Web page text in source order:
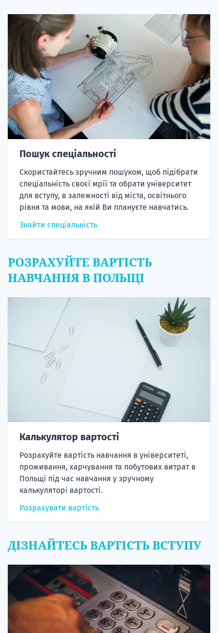
Пошук спеціальності
Скористайтесь зручним пошуком, щоб підібрати
спеціальність своєї мрії та обрати університет
для вступу, в залежності від міста, освітнього
рівня та мови, на якій Ви плануєте навчатись.
Знайти спеціальність
РОЗРАХУЙТЕ ВАРТІСТЬ
НАВЧАННЯ В ПОЛЬЩІ
Калькулятор вартості
Розрахуйте вартість навчання в університеті,
проживання, харчування та побутових витрат в
Польщі під час навчання у зручному
калькуляторі вартості.
Розрахувати вартість
ДІЗНАЙТЕСЬ ВАРТІСТЬ ВСТУПУ